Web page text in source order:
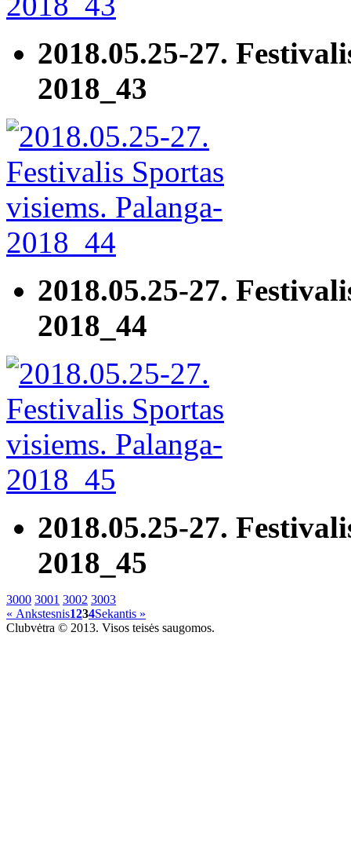
2018.05.25-27.
2018_43
2018.05.25-27.
2018_44
2018.05.25-27.
2018_45
3000 3001 3002 3003
« Ankstesnis1234Sekantis »
Clubvėtra © 2013. Visos teisės saugomos.